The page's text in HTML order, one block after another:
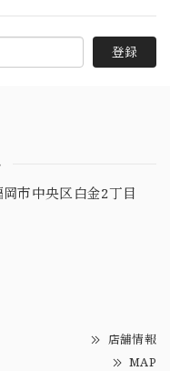
登録
市中央区白金2丁目
店舗情報
MAP